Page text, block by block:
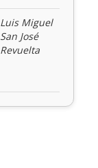
Luis Miguel
San José
Revuelta